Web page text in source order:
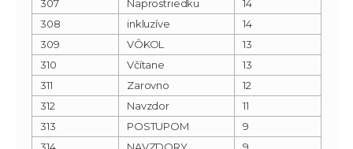
307
Naprostriedku
14
308
inkluzíve
14
309
VÔKOL
13
310
Včítane
13
311
Zarovno
12
312
Navzdor
11
313
POSTUPOM
9
314
NAVZDORY 9